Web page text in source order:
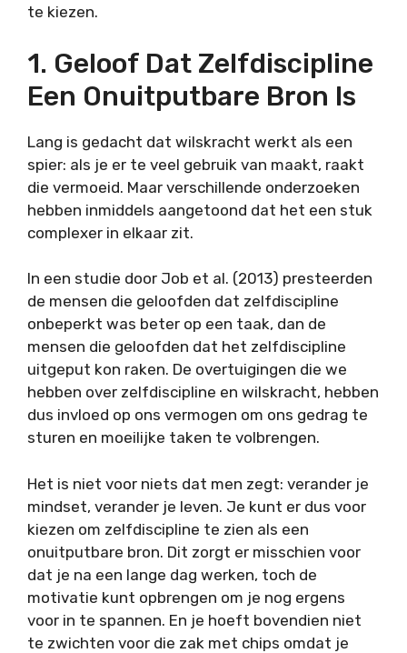
te kiezen.
1. Geloof Dat Zelfdiscipline
Een Onuitputbare Bron Is
Lang is gedacht dat wilskracht werkt als een
spier: als je er te veel gebruik van maakt, raakt
die vermoeid. Maar verschillende onderzoeken
hebben inmiddels aangetoond dat het een stuk
complexer in elkaar zit.
In een studie door Job et al. (2013) presteerden
de mensen die geloofden dat zelfdiscipline
onbeperkt was beter op een taak, dan de
mensen die geloofden dat het zelfdiscipline
uitgeput kon raken. De overtuigingen die we
hebben over zelfdiscipline en wilskracht, hebben
dus invloed op ons vermogen om ons gedrag te
sturen en moeilijke taken te volbrengen.
Het is niet voor niets dat men zegt: verander je
mindset, verander je leven. Je kunt er dus voor
kiezen om zelfdiscipline te zien als een
onuitputbare bron. Dit zorgt er misschien voor
dat je na een lange dag werken, toch de
motivatie kunt opbrengen om je nog ergens
voor in te spannen. En je hoeft bovendien niet
te zwichten voor die zak met chips omdat je